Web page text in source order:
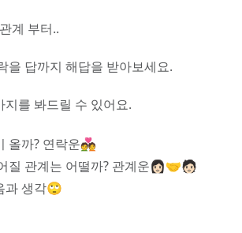
계 부터..
을 답까지 해답을 받아보세요.
지를 봐드릴 수 있어요.
올까? 연락운💑
질 관계는 어떨까? 관계운👩🏻‍🤝‍🧑🏻
과 생각🙄